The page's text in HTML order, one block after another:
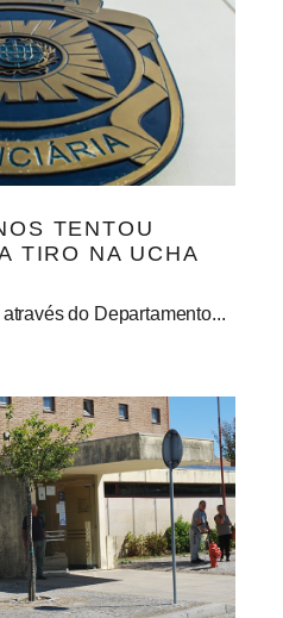
TENTOU
TIRO NA UCHA
do Departamento...